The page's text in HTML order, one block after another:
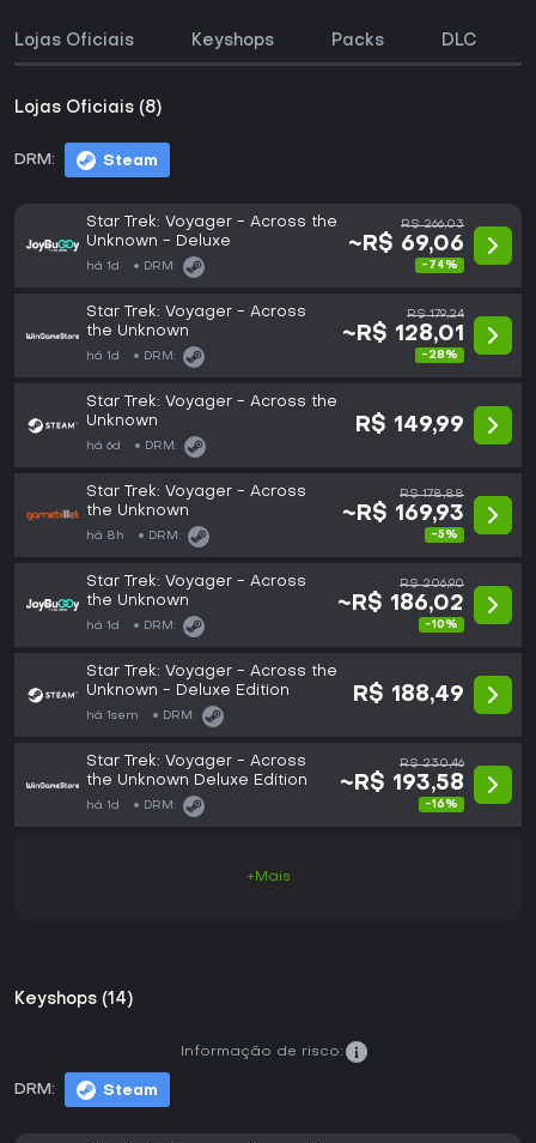
Lojas Oficiais Keyshops Packs DLC
Lojas Oficiais (8)
DRM: Steam
Star Trek: Voyager - Across the
Unknown - Deluxe
há 1d DRM:
R$ 266,03
~R$ 69,06
-74%
Star Trek: Voyager - Across
the Unknown
há 1d DRM:
R$ 179,24
~R$ 128,01
-28%
Star Trek: Voyager - Across the
Unknown
há 6d DRM:
R$ 149,99
Star Trek: Voyager - Across
the Unknown
há 8h DRM:
R$ 178,88
~R$ 169,93
-5%
Star Trek: Voyager - Across
the Unknown
há 1d DRM:
R$ 206,90
~R$ 186,02
-10%
Star Trek: Voyager - Across the
Unknown - Deluxe Edition
há 1sem DRM:
R$ 188,49
Star Trek: Voyager - Across
the Unknown Deluxe Edition
há 1d DRM:
R$ 230,46
~R$ 193,58
-16%
+Mais
Keyshops (14)
DRM: Steam
Informação de risco: